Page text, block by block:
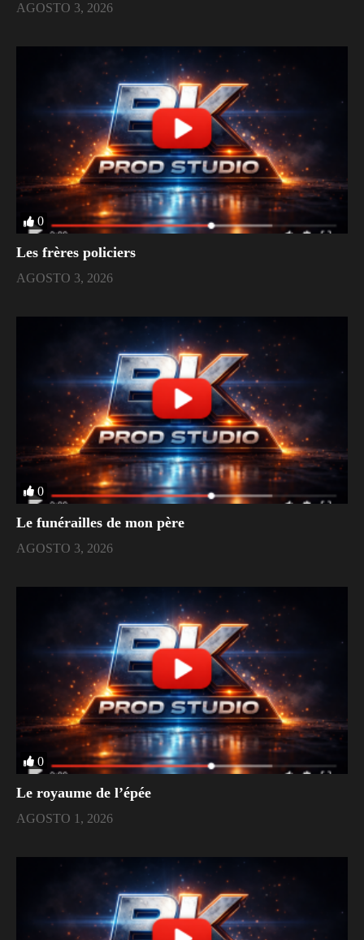
AGOSTO 3, 2026
0
Les frères policiers
AGOSTO 3, 2026
0
Le funérailles de mon père
AGOSTO 3, 2026
0
Le royaume de l’épée
AGOSTO 1, 2026